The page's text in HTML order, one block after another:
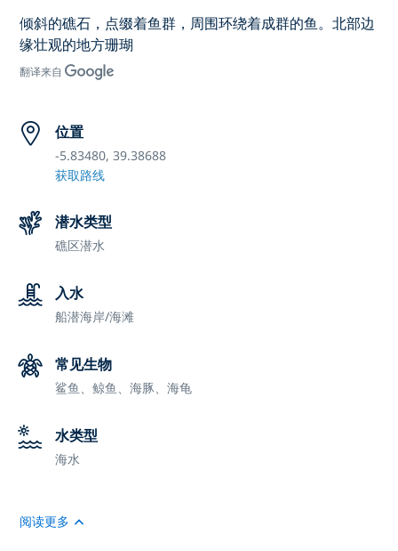
倾斜的礁石，点缀着鱼群，周围环绕着成群的鱼。北部边
缘壮观的地方珊瑚
翻译来自
位置
-5.83480, 39.38688
获取路线
潜水类型
礁区潜水
入水
船潜海岸/海滩
常见生物
鲨鱼、鲸鱼、海豚、海龟
水类型
海水
阅读更多